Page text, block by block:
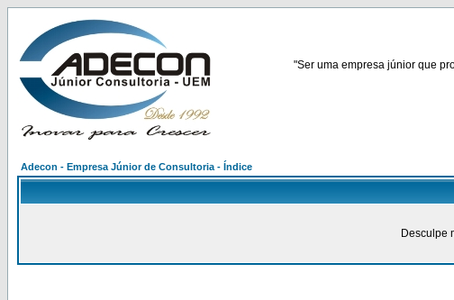
"Ser uma empresa júnior que
Adecon - Empresa Júnior de Consultoria - Índice
Desculpe